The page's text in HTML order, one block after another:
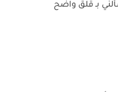
بـ قلق واضح